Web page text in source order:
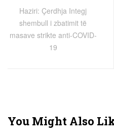
Haziri: Çerdhja Integj
shembull i zbatimit të
masave strikte anti-COVID-
19
You Might Also